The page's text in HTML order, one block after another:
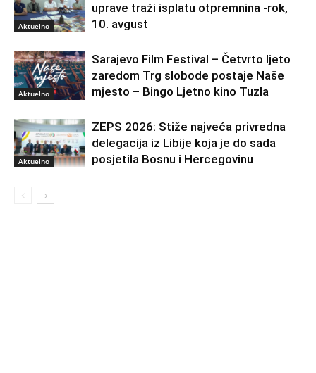
Aktuelno
uprave traži isplatu otpremnina -rok,
10. avgust
Aktuelno
Sarajevo Film Festival – Četvrto ljeto
zaredom Trg slobode postaje Naše
mjesto – Bingo Ljetno kino Tuzla
Aktuelno
ZEPS 2026: Stiže najveća privredna
delegacija iz Libije koja je do sada
posjetila Bosnu i Hercegovinu